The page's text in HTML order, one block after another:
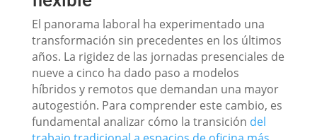
El panorama laboral ha experimentado una
transformación sin precedentes en los últimos
años. La rigidez de las jornadas presenciales de
nueve a cinco ha dado paso a modelos
híbridos y remotos que demandan una mayor
autogestión. Para comprender este cambio, es
fundamental analizar cómo la transición del